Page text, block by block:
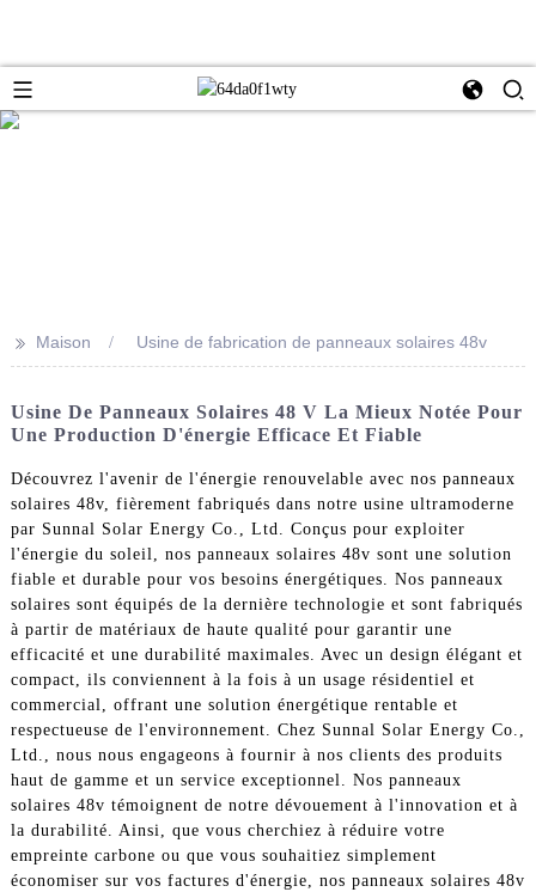
>> Maison Usine de fabrication de panneaux solaires 48v
Usine De Panneaux Solaires 48 V La Mieux Notée Pour
Une Production D'énergie Efficace Et Fiable
Découvrez l'avenir de l'énergie renouvelable avec nos panneaux
solaires 48v, fièrement fabriqués dans notre usine ultramoderne
par Sunnal Solar Energy Co., Ltd. Conçus pour exploiter
l'énergie du soleil, nos panneaux solaires 48v sont une solution
fiable et durable pour vos besoins énergétiques. Nos panneaux
solaires sont équipés de la dernière technologie et sont fabriqués
à partir de matériaux de haute qualité pour garantir une
efficacité et une durabilité maximales. Avec un design élégant et
compact, ils conviennent à la fois à un usage résidentiel et
commercial, offrant une solution énergétique rentable et
respectueuse de l'environnement. Chez Sunnal Solar Energy Co.,
Ltd., nous nous engageons à fournir à nos clients des produits
haut de gamme et un service exceptionnel. Nos panneaux
solaires 48v témoignent de notre dévouement à l'innovation et à
la durabilité. Ainsi, que vous cherchiez à réduire votre
empreinte carbone ou que vous souhaitiez simplement
économiser sur vos factures d'énergie, nos panneaux solaires 48v